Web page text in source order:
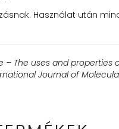
Használat után
The uses and properties
Journal of